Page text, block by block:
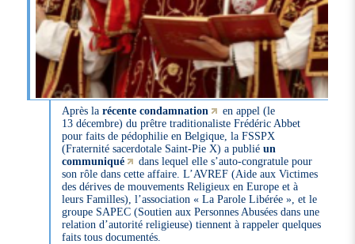
Après larécente condamnation
en appel (le
13 décembre) du prêtre traditionaliste Frédéric Abbet
pour faits de pédophilie en Belgique, la FSSPX
(Fraternité sacerdotale Saint-Pie X) a publiéun
communiqué
dans lequel elle s’auto-congratule pour
son rôle dans cette affaire. L’AVREF (Aide aux Victimes
des dérives de mouvements Religieux en Europe et à
leurs Familles), l’association « La Parole Libérée », et le
groupe SAPEC (Soutien aux Personnes Abusées dans une
relation d’autorité religieuse) tiennent à rappeler quelques
faits tous documentés.